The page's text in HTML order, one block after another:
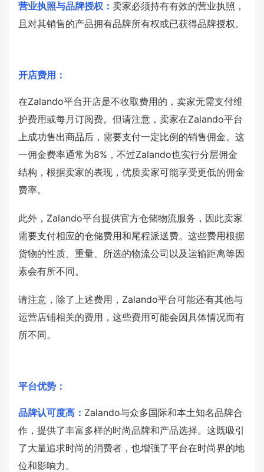
营业执照与品牌授权： 卖家必须持有有效的营业执照，
且对其销售的产品拥有品牌所有权或已获得品牌授权。
开店费用：
在Zalando平台开店是不收取费用的，卖家无需支付维
护费用或每月订阅费。但请注意，卖家在Zalando平台
上成功售出商品后，需要支付一定比例的销售佣金。这
一佣金费率通常为8%，不过Zalando也实行分层佣金
结构，根据卖家的表现，优质卖家可能享受更低的佣金
费率。
此外，Zalando平台提供官方仓储物流服务，因此卖家
需要支付相应的仓储费用和尾程派送费。这些费用根据
货物的性质、重量、所选的物流公司以及运输距离等因
素会有所不同。
请注意，除了上述费用，Zalando平台可能还有其他与
运营店铺相关的费用，这些费用可能会因具体情况而有
所不同。
平台优势：
品牌认可度高： Zalando与众多国际和本土知名品牌合
作，提供了丰富多样的时尚品牌和产品选择。这既吸引
了大量追求时尚的消费者，也增强了平台在时尚界的地
位和影响力。